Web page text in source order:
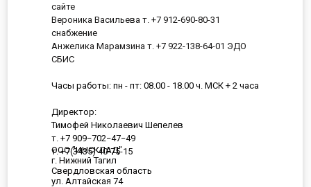
ООО "ИНСКЛАД"
г. Нижний Тагил
Свердловская область
ул. Алтайская 74
сайте
Вероника Васильева т. +7 912-690-80-31
снабжение
Анжелика Марамзина т. +7 922-138-64-01 ЭДО
СБИС
Часы работы: пн - пт: 08.00 - 18.00 ч. МСК + 2 часа
Директор:
Тимофей Николаевич Шепелев
т. +7 909−702−47−49
т. +7(3435) 40-75-15